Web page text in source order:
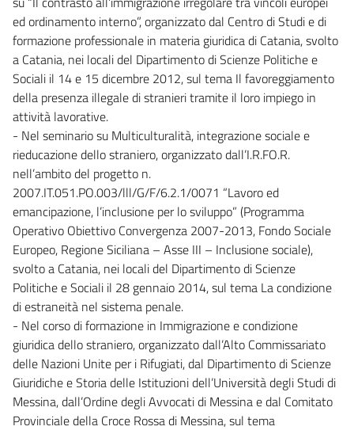
ed ordinamento interno”, organizzato dal Centro di Studi e di
formazione professionale in materia giuridica di Catania, svolto
a Catania, nei locali del Dipartimento di Scienze Politiche e
Sociali il 14 e 15 dicembre 2012, sul tema Il favoreggiamento
della presenza illegale di stranieri tramite il loro impiego in
attività lavorative.
- Nel seminario su Multiculturalità, integrazione sociale e
rieducazione dello straniero, organizzato dall’I.R.FO.R.
nell’ambito del progetto n.
2007.IT.051.PO.003/lll/G/F/6.2.1/0071 “Lavoro ed
emancipazione, l’inclusione per lo sviluppo” (Programma
Operativo Obiettivo Convergenza 2007-2013, Fondo Sociale
Europeo, Regione Siciliana – Asse III – Inclusione sociale),
svolto a Catania, nei locali del Dipartimento di Scienze
Politiche e Sociali il 28 gennaio 2014, sul tema La condizione
di estraneità nel sistema penale.
- Nel corso di formazione in Immigrazione e condizione
giuridica dello straniero, organizzato dall’Alto Commissariato
delle Nazioni Unite per i Rifugiati, dal Dipartimento di Scienze
Giuridiche e Storia delle Istituzioni dell’Università degli Studi di
Messina, dall’Ordine degli Avvocati di Messina e dal Comitato
Provinciale della Croce Rossa di Messina, sul tema